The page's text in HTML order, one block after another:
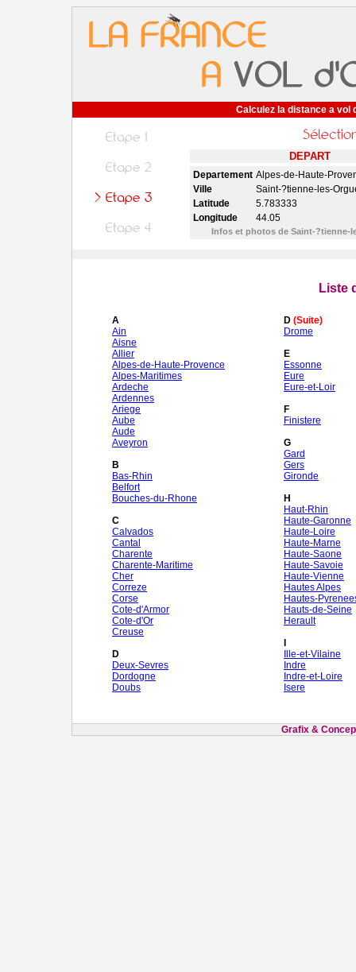
Calculez la distance a vol
DEPART
Departement Alpes-de-Haute-
Ville
Saint-?tienne-les-
Latitude
5.783333
Longitude
44.05
Infos et photos de Saint-?tienne-
Liste
A
Ain
Aisne
Allier
Alpes-de-Haute-Provence
Alpes-Maritimes
Ardeche
Ardennes
Ariege
Aube
Aude
Aveyron
B
Bas-Rhin
Belfort
Bouches-du-Rhone
C
Calvados
Cantal
Charente
Charente-Maritime
Cher
Correze
Corse
Cote-d'Armor
Cote-d'Or
Creuse
D
Deux-Sevres
Dordogne
Doubs
D (Suite)
Drome
E
Essonne
Eure
Eure-et-Loir
F
Finistere
G
Gard
Gers
Gironde
H
Haut-Rhin
Haute-Garonne
Haute-Loire
Haute-Marne
Haute-Saone
Haute-Savoie
Haute-Vienne
Hautes Alpes
Hautes-
Hauts-de-Seine
Herault
Ille-et-Vilaine
Indre
Indre-et-Loire
Isere
Grafix &